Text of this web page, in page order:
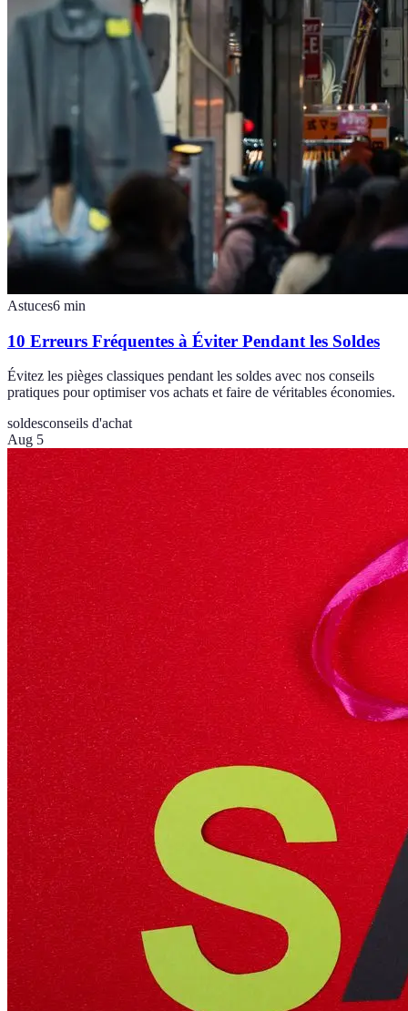
Astuces6 min
10 Erreurs Fréquentes à Éviter Pendant les Soldes
Évitez les pièges classiques pendant les soldes avec nos conseils
pratiques pour optimiser vos achats et faire de véritables économies.
soldesconseils d'achat
Aug 5